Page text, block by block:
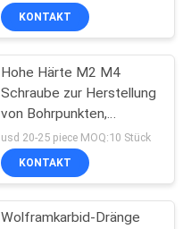
KONTAKT
Hohe Härte M2 M4
Schraube zur Herstellung
von Bohrpunkten,
abnutzungsbeständig
und korrosionsbeständig
usd 20-25 piece MOQ:10 Stück
KONTAKT
Wolframkarbid-Dränge